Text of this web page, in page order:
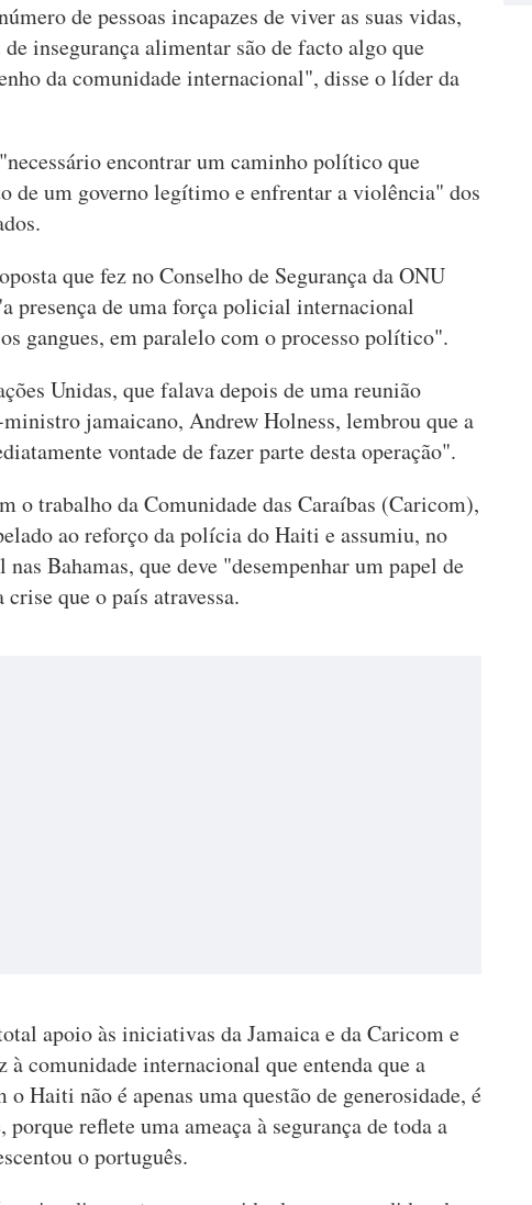
de pessoas incapazes de viver as suas vidas,
insegurança alimentar são de facto algo que
da comunidade internacional", disse o líder da
encontrar um caminho político que
de um governo legítimo e enfrentar a violência" dos
que fez no Conselho de Segurança da ONU
presença de uma força policial internacional
gangues, em paralelo com o processo político".
Unidas, que falava depois de uma reunião
jamaicano, Andrew Holness, lembrou que a
vontade de fazer parte desta operação".
o trabalho da Comunidade das Caraíbas (Caricom),
ao reforço da polícia do Haiti e assumiu, no
Bahamas, que deve "desempenhar um papel de
que o país atravessa.
apoio às iniciativas da Jamaica e da Caricom e
à comunidade internacional que entenda que a
Haiti não é apenas uma questão de generosidade, é
porque reflete uma ameaça à segurança de toda a
o português.